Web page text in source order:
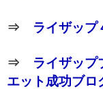
⇒ ライザップ
⇒ ライザッ
エット成功ブロ